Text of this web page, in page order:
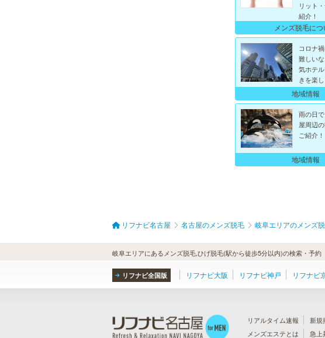
リット
紹介！
メンズ脱毛につ
コロナ
難しい
気ホテ
きを楽し
地域情報
雨の日
屋周辺
ご紹介！
地域情報
リフナビ名古屋 名古屋のメンズ脱毛 岐阜エリアのメンズ
岐阜エリアにあるメンズ脱毛,ひげ脱毛(駅から徒歩5分以内)の検索・予約
リフナビ全国版 リフナビ大阪 リフナビ神戸 リフナビ
リアルタイム速報 新規
メンズエステとは
急上